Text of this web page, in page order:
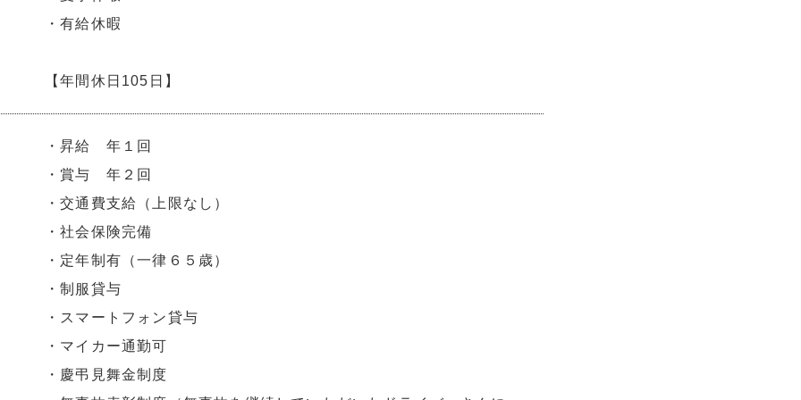
・有給休暇
【年間休日105日】
・昇給 年１回
・賞与 年２回
・交通費支給（上限なし）
・社会保険完備
・定年制有（一律６５歳）
・制服貸与
・スマートフォン貸与
・マイカー通勤可
・慶弔見舞金制度